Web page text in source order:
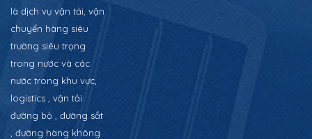
là dịch vụ vận tải, vận
chuyển hàng siêu
trường siêu trọng
trong nước và các
nước trong khu vực,
logistics , vận tải
đường bộ , đường sắt
, đường hàng không